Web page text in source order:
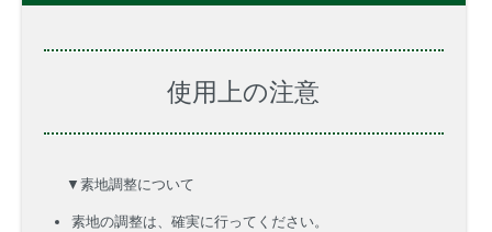
使用上の注意
▼素地調整について
素地の調整は、確実に行ってください。